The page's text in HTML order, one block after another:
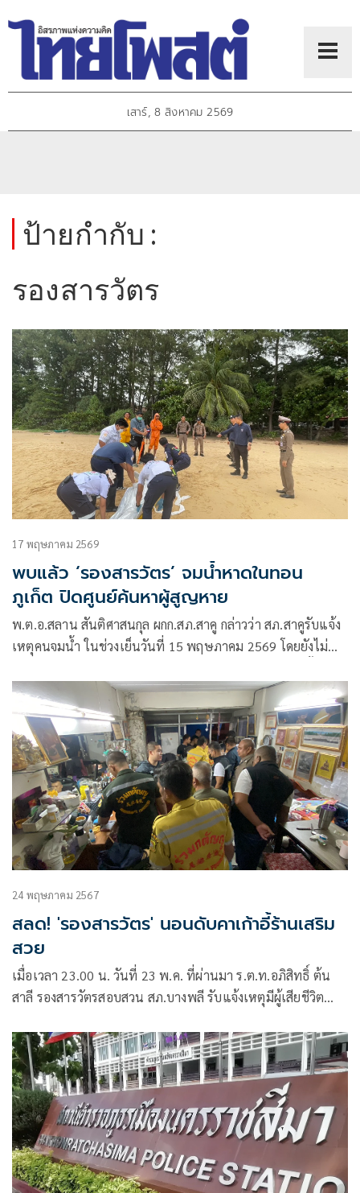
เสาร์, 8 สิงหาคม 2569
ป้ายกำกับ :
รองสารวัตร
17 พฤษภาคม 2569
พบแล้ว ‘รองสารวัตร’ จมน้ำหาดในทอน
ภูเก็ต ปิดศูนย์ค้นหาผู้สูญหาย
พ.ต.อ.สลาน สันติศาสนกุล ผกก.สภ.สาคู กล่าวว่า สภ.สาคูรับแจ้ง
เหตุคนจมน้ำ ในช่วงเย็นวันที่ 15 พฤษภาคม 2569 โดยยังไม่
คัน
24 พฤษภาคม 2567
สลด! 'รองสารวัตร' นอนดับคาเก้าอี้ร้านเสริม
สวย
เมื่อเวลา 23.00 น. วันที่ 23 พ.ค. ที่ผ่านมา ร.ต.ท.อภิสิทธิ์ ต้น
สาลี รองสารวัตรสอบสวน สภ.บางพลี รับแจ้งเหตุมีผู้เสียชีวิต